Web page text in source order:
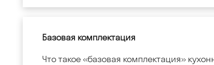
Базовая комплектация
Что такое «базовая комплектация»